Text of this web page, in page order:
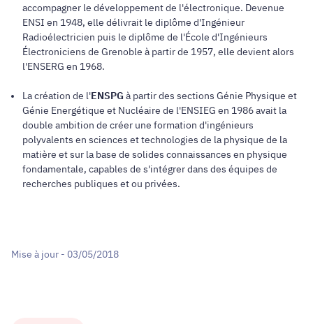
accompagner le développement de l'électronique. Devenue
ENSI en 1948, elle délivrait le diplôme d'Ingénieur
Radioélectricien puis le diplôme de l'École d'Ingénieurs
Électroniciens de Grenoble à partir de 1957, elle devient alors
l'ENSERG en 1968.
La création de l'ENSPG à partir des sections Génie Physique et
Génie Energétique et Nucléaire de l'ENSIEG en 1986 avait la
double ambition de créer une formation d'ingénieurs
polyvalents en sciences et technologies de la physique de la
matière et sur la base de solides connaissances en physique
fondamentale, capables de s'intégrer dans des équipes de
recherches publiques et ou privées.
Mise à jour - 03/05/2018